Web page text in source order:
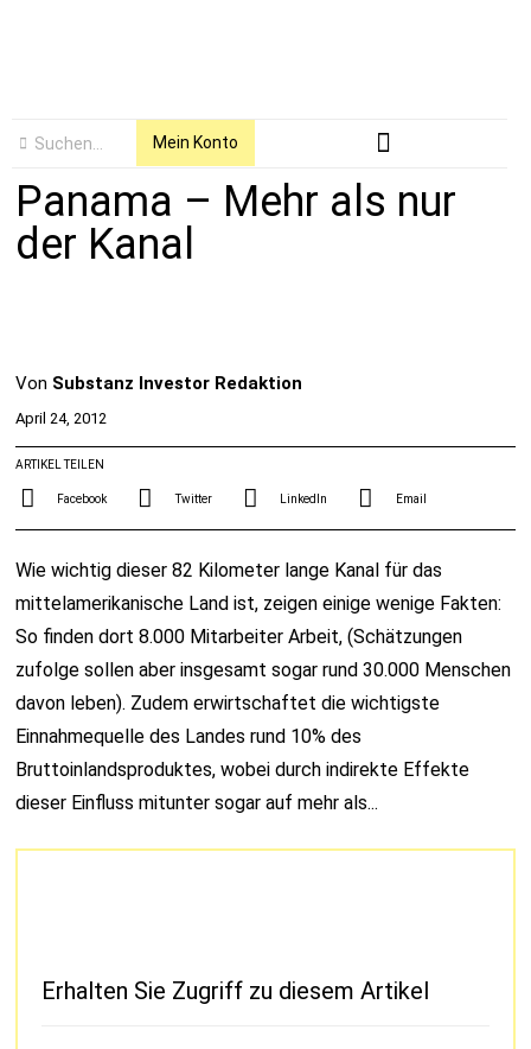
Mein Konto
Panama – Mehr als nur
der Kanal
Von Substanz Investor Redaktion
April 24, 2012
ARTIKEL TEILEN
Facebook Twitter LinkedIn Email
Wie wichtig dieser 82 Kilometer lange Kanal für das
mittelamerikanische Land ist, zeigen einige wenige Fakten:
So finden dort 8.000 Mitarbeiter Arbeit, (Schätzungen
zufolge sollen aber insgesamt sogar rund 30.000 Menschen
davon leben). Zudem erwirtschaftet die wichtigste
Einnahmequelle des Landes rund 10% des
Bruttoinlandsproduktes, wobei durch indirekte Effekte
dieser Einfluss mitunter sogar auf mehr als...
Erhalten Sie Zugriff zu diesem Artikel